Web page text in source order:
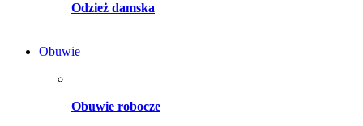
Odzież damska
Obuwie
Obuwie robocze